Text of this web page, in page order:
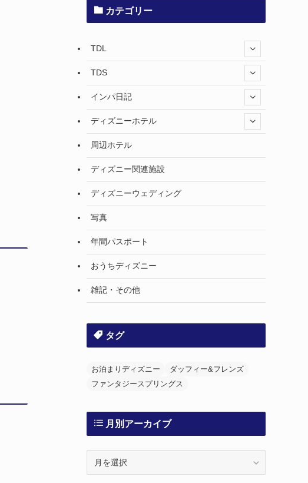
カテゴリー
TDL
TDS
インパ日記
ディズニーホテル
周辺ホテル
ディズニー関連施設
ディズニーウェディング
写真
年間パスポート
おうちディズニー
雑記・その他
タグ
お泊まりディズニー
ダッフィー&フレンズ
ファンタジースプリングス
月別アーカイブ